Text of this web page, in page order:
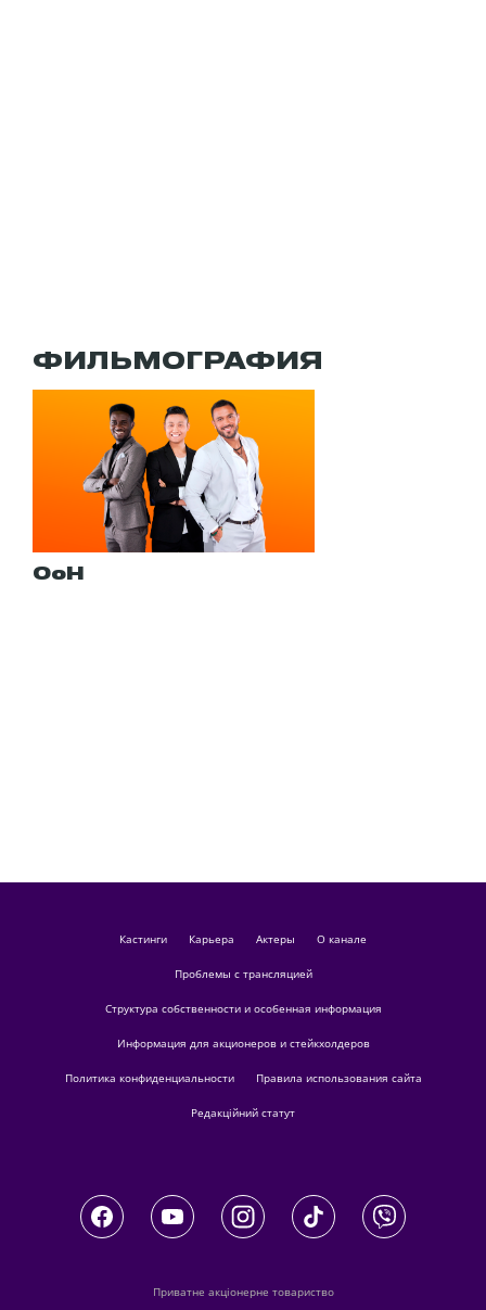
ФИЛЬМОГРАФИЯ
ОоН
кастинги Карьера актеры О канале
Проблемы с трансляцией
Структура собственности и особенная информация
Информация для акционеров и стейкхолдеров
Политика конфиденциальности Правила использования сайта
Редакційний статут
Приватне акціонерне товариство